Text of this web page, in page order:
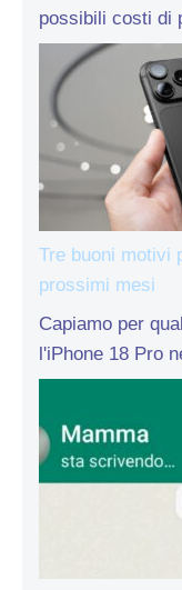
possibili costi di
Tre buoni motivi
prossimi mesi
Capiamo per
l'iPhone 18 Pro